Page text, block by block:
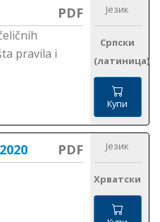
PDF
pravila i
Језик
Српски
(латиница)
Купи
PDF Језик
Хрватски